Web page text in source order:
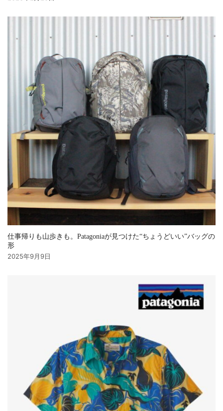
仕事帰りも山歩きも。Patagoniaが見つけた“ちょうどいい”バッグの
形
2025年9月9日